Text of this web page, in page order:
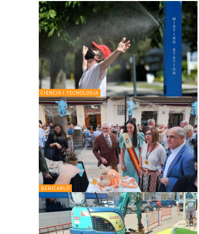
CIÈNCIA I TECNOLOGIA
BENICARLÓ